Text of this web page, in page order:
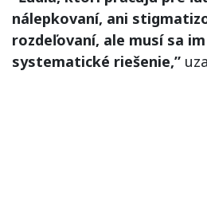
nálepkovaní, ani
rozdeľovaní, ale musí sa
systematické riešenie,”